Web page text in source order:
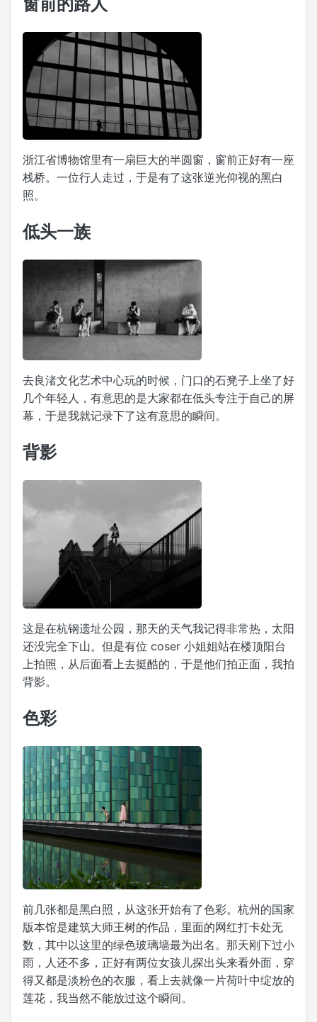
窗前的路人
浙江省博物馆里有一扇巨大的半圆窗，窗前正好有一座
栈桥。一位行人走过，于是有了这张逆光仰视的黑白
照。
低头一族
去良渚文化艺术中心玩的时候，门口的石凳子上坐了好
几个年轻人，有意思的是大家都在低头专注于自己的屏
幕，于是我就记录下了这有意思的瞬间。
背影
这是在杭钢遗址公园，那天的天气我记得非常热，太阳
还没完全下山。但是有位 coser 小姐姐站在楼顶阳台
上拍照，从后面看上去挺酷的，于是他们拍正面，我拍
背影。
色彩
前几张都是黑白照，从这张开始有了色彩。杭州的国家
版本馆是建筑大师王树的作品，里面的网红打卡处无
数，其中以这里的绿色玻璃墙最为出名。那天刚下过小
雨，人还不多，正好有两位女孩儿探出头来看外面，穿
得又都是淡粉色的衣服，看上去就像一片荷叶中绽放的
莲花，我当然不能放过这个瞬间。